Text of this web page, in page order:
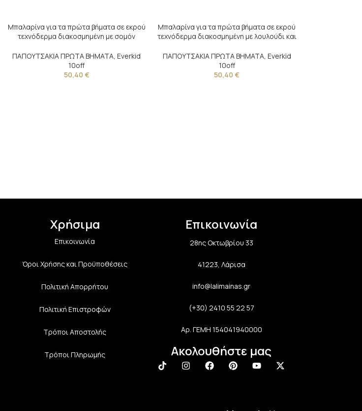
Μπαλαρίνα για τα πρώτα βήματα σε εκρού
τεχνόδερμα διακοσμημένη με σομόν
ΠΑΠΟΥΤΣΑΚΙΑ ΠΡΩΤΑ ΒΗΜΑΤΑ,Everkid
10off
50,40 €
Μπαλαρίνα για τα πρώτα βήματα σε εκρού
τεχνόδερμα διακοσμημένη με λουλούδι και
ΠΑΠΟΥΤΣΑΚΙΑ ΠΡΩΤΑ ΒΗΜΑΤΑ, Everkid
10off
50,40 €
Χρήσιμα
Επικοινωνία
Όροι Χρήσης και Προϋποθέσεις
Πολιτική Aπορρήτου
Πολιτική Επιστροφών
Τρόποι Αποστολής
Τρόποι Πληρωμής
Επικοινωνία
28ης Οκτωβρίου 33
41223, Λάρισα
info@lalimainas.gr
(+30) 2410 55 22 57
Αρ. ΓΕΜΗ 154041940000
Ακολουθήστε μας